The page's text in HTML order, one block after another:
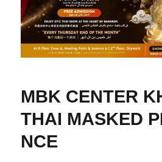
MBK CENTER
THAI MASKED
NCE